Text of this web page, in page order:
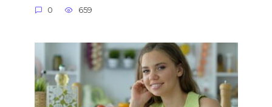
0 659